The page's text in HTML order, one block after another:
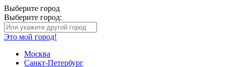
Выберите город
Выберите город:
Это мой город!
Москва
Санкт-Петербург